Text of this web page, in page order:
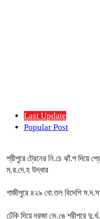
Last Update
Popular Post
শ্রীপুরে ট্রেনের নি.চে ঝাঁ.প দিয়ে
ম.র.দে.হ উদ্ধার
গাজীপুরে ৪২৯ বো.তল বিদেশি
ঢেঁকি দিয়ে দরজা ভে.ঙে শ্রীপুরে